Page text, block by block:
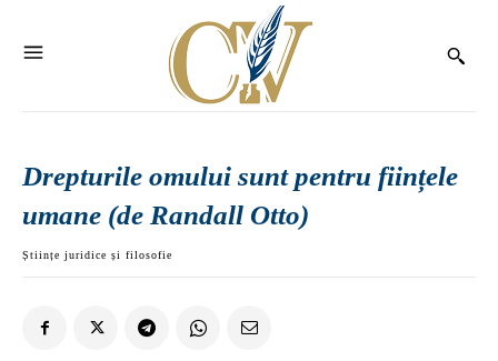
Drepturile omului sunt pentru ființele
umane (de Randall Otto)
Științe juridice și filosofie